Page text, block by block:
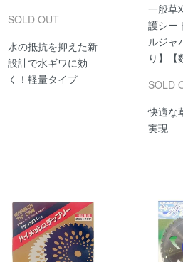
SOLD OUT
水の抵抗を抑えた新
設計で水ギワに効
く！軽量タイプ
一般草
護シー
ルジャ
り】【
SOLD
快適な
実現